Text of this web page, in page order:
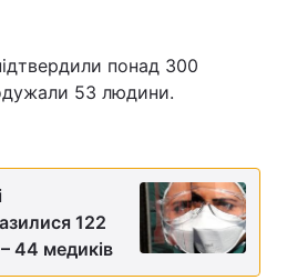
понад 300
53 людини.
122
44 медиків